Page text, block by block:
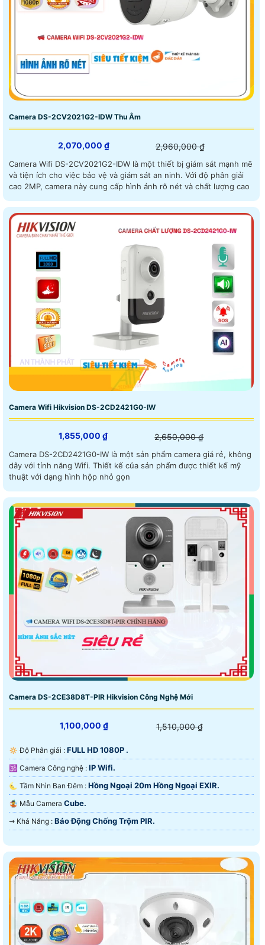
Camera DS-2CV2021G2-IDW Thu Âm
2,070,000 ₫ 2,960,000 ₫
Camera Wifi DS-2CV2021G2-IDW là một thiết bị giám sát mạnh mẽ
và tiện ích cho việc bảo vệ và giám sát an ninh. Với độ phân giải
cao 2MP, camera này cung cấp hình ảnh rõ nét và chất lượng cao
Camera Wifi Hikvision DS-2CD2421G0-IW
1,855,000 ₫ 2,650,000 ₫
Camera DS-2CD2421G0-IW là một sản phẩm camera giá rẻ, không
dây với tính năng Wifi. Thiết kế của sản phẩm được thiết kế mỹ
thuật với dạng hình hộp nhỏ gọn
Camera DS-2CE38D8T-PIR Hikvision Công Nghệ Mới
1,100,000 ₫ 1,510,000 ₫
🔅 Độ Phân giải : FULL HD 1080P .
🕉️ Camera Công nghệ : IP Wifi.
🌜 Tầm Nhìn Ban Đêm : Hồng Ngoại 20m Hồng Ngoại EXIR.
🤹 Mẫu Camera Cube.
️⇝ Khả Năng : Báo Động Chống Trộm PIR.